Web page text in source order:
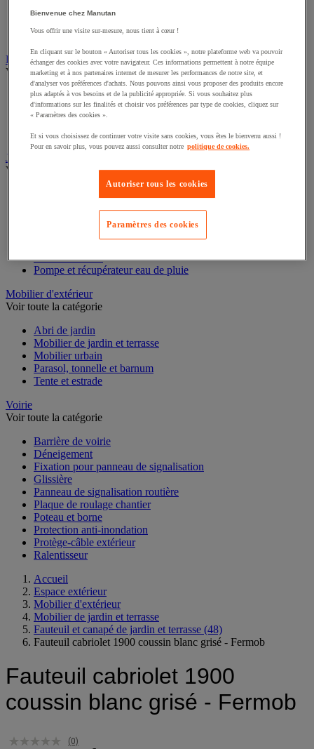
Abri fumeur
Abri polyvalent toile
Drapeau
Voir toute la catégorie
Drapeau officiel
Drapeau publicitaire
Manche à air
Mât
Jardin
Jardinière et potager
Outillage à main de jardin
Panneau solaire
Mobilier d'extérieur
Abri de jardin
Mobilier de jardin et terrasse
Mobilier urbain
Parasol, tonnelle et barnum
Voirie
Barrière de voirie
Déneigement
Fixation pour panneau de signalisation
Glissière
Panneau de signalisation routière
Plaque de roulage chantier
Poteau et borne
Protection anti-inondation
Protège-câble extérieur
Accueil
Espace extérieur
Mobilier d'extérieur
Mobilier de jardin et terrasse
Fauteuil et canapé de jardin et terrasse (48)
Fauteuil cabriolet 1900
coussin blanc grisé - Fermob
Bienvenue chez Manutan
Vous offrir une visite sur-mesure, nous tient à cœur !
En cliquant sur le bouton « Autoriser tous les cookies », notre plateforme web va pouvoir
échanger des cookies avec votre navigateur. Ces informations permettent à notre équipe
marketing et à nos partenaires internet de mesurer les performances de notre site, et
d'analyser vos préférences d'achats. Nous pouvons ainsi vous proposer des produits encore
plus adaptés à vos besoins et de la publicité appropriée. Si vous souhaitez plus
d'informations sur les finalités et choisir vos préférences par type de cookies, cliquez sur
« Paramètres des cookies ».
Et si vous choisissez de continuer votre visite sans cookies, vous êtes le bienvenu aussi !
Pour en savoir plus, vous pouvez aussi consulter notre politique de cookies.
Autoriser tous les cookies
Paramètres des cookies